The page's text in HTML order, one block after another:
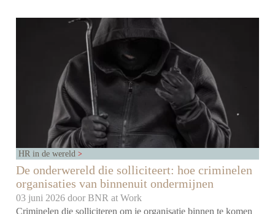
HR in de wereld
De onderwereld die solliciteert: hoe criminelen
organisaties van binnenuit ondermijnen
03 juni 2026 doorBNR at Work
Criminelen die solliciteren om je organisatie binnen te komen